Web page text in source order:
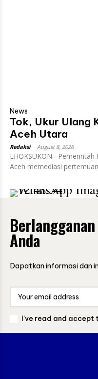
News
Tok, Ukur Ulang
Aceh Utara
Redaksi August 8, 2026
LHOKSUKON–
Aceh memediasi
Anda
Dapatkan informasi dan
I've read and accept